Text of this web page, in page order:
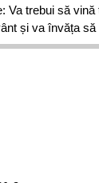
Va trebui să
și va învăța